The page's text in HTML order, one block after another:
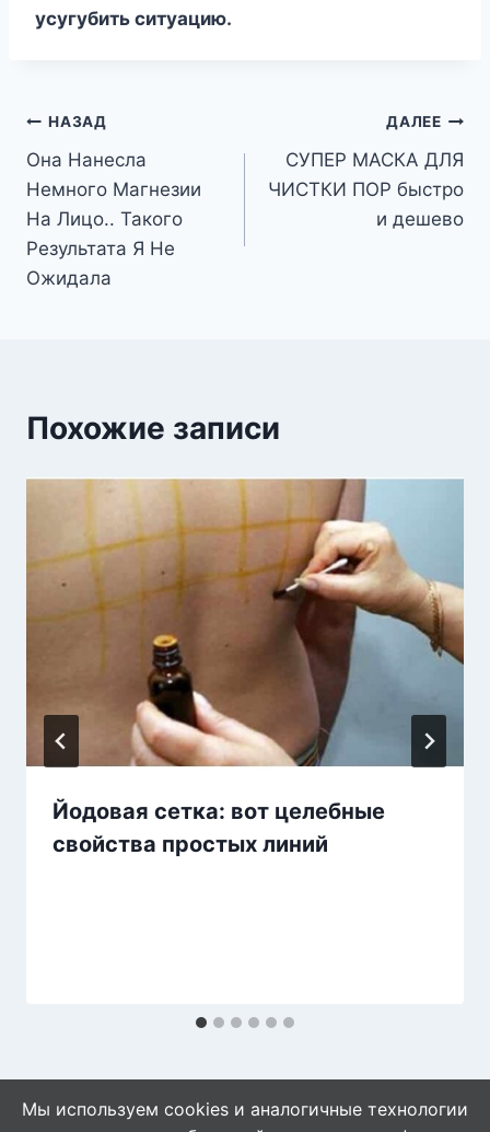
усугубить ситуацию.
Навигация
по
записям
НАЗАД
Она Нанесла
Немного Магнезии
На Лицо.. Такого
Результата Я Не
Ожидала
ДАЛЕЕ
СУПЕР МАСКА ДЛЯ
ЧИСТКИ ПОР быстро
и дешево
Похожие записи
Йодовая сетка: вот целебные
свойства простых линий
Мы используем cookies и аналогичные технологии